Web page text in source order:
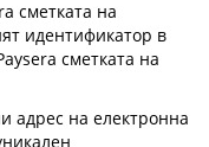
сметката на
идентификатор в
сметката на
адрес на електронна